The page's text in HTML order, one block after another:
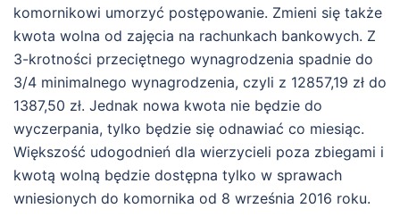
komornikowi umorzyć postępowanie. Zmieni się także
kwota wolna od zajęcia na rachunkach bankowych. Z
3-krotności przeciętnego wynagrodzenia spadnie do
3/4 minimalnego wynagrodzenia, czyli z 12857,19 zł do
1387,50 zł. Jednak nowa kwota nie będzie do
wyczerpania, tylko będzie się odnawiać co miesiąc.
Większość udogodnień dla wierzycieli poza zbiegami i
kwotą wolną będzie dostępna tylko w sprawach
wniesionych do komornika od 8 września 2016 roku.